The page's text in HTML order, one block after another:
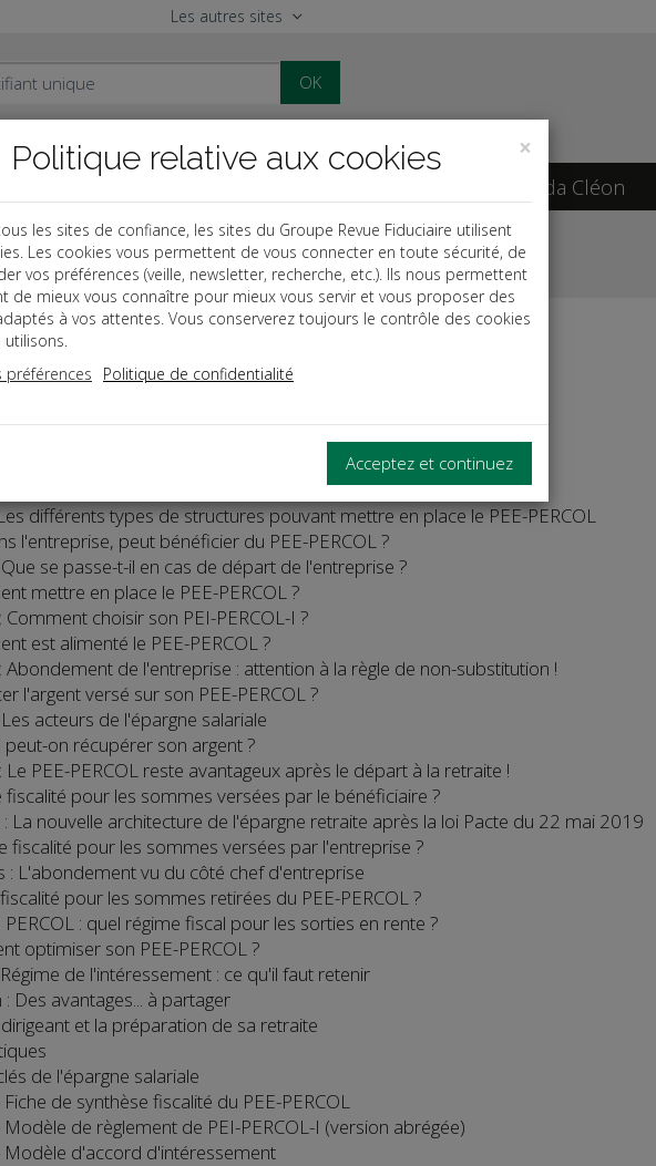
Les autres sites
OK
Agenda Cléon
L'épargne salariale dans une petite entreprise
SALARIALE DANS UNE PETITE ENTREPRISE
conditions pour mettre en place un PEE-PERCOL ?
différents types de structures pouvant mettre en place le PEE-PERCOL
l'entreprise, peut bénéficier du PEE-PERCOL ?
se passe-t-il en cas de départ de l'entreprise ?
mettre en place le PEE-PERCOL ?
Comment choisir son PEI-PERCOL-I ?
est alimenté le PEE-PERCOL ?
Abondement de l'entreprise : attention à la règle de non-substitution !
l'argent versé sur son PEE-PERCOL ?
acteurs de l'épargne salariale
peut-on récupérer son argent ?
Le PEE-PERCOL reste avantageux après le départ à la retraite !
fiscalité pour les sommes versées par le bénéficiaire ?
: La nouvelle architecture de l'épargne retraite après la loi Pacte du 22 mai 2019
fiscalité pour les sommes versées par l'entreprise ?
: L'abondement vu du côté chef d'entreprise
pour les sommes retirées du PEE-PERCOL ?
PERCOL : quel régime fiscal pour les sorties en rente ?
optimiser son PEE-PERCOL ?
de l'intéressement : ce qu'il faut retenir
: Des avantages... à partager
et la préparation de sa retraite
de l'épargne salariale
de synthèse fiscalité du PEE-PERCOL
de règlement de PEI-PERCOL-I (version abrégée)
Modèle d'accord d'intéressement
×
Politique relative aux cookies
les sites de confiance, les sites du Groupe Revue Fiduciaire utilisent
Les cookies vous permettent de vous connecter en toute sécurité, de
vos préférences (veille, newsletter, recherche, etc.). Ils nous permettent
de mieux vous connaître pour mieux vous servir et vous proposer des
à vos attentes. Vous conserverez toujours le contrôle des cookies
utilisons.
préférences
Politique de confidentialité
Acceptez et continuez